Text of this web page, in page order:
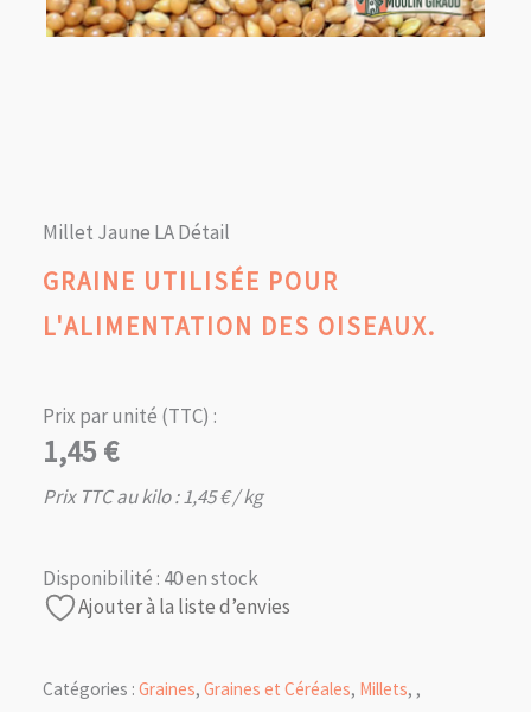
Millet Jaune LA Détail
GRAINE UTILISÉE POUR
L'ALIMENTATION DES OISEAUX.
Prix par unité (TTC) :
1,45€
Prix TTC au kilo :1,45€/ kg
Disponibilité : 40 en stock
Ajouter à la liste d’envies
Catégories : Graines, Graines et Céréales, Millets, ,